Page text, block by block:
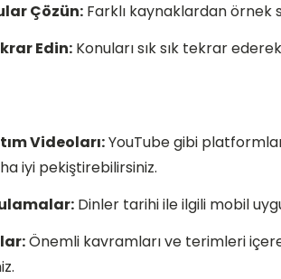
Çözün: Farklı kaynaklardan örnek
Edin: Konuları sık sık tekrar
Videoları:YouTube gibi
iyi pekiştirebilirsiniz.
Dinler tarihi ile ilgili mobil
Önemli kavramları ve terimleri